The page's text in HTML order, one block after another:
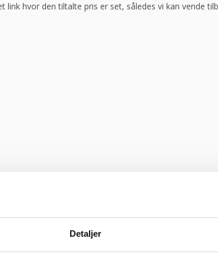
Detaljer
hvor den tiltalte pris er set, således vi kan vende